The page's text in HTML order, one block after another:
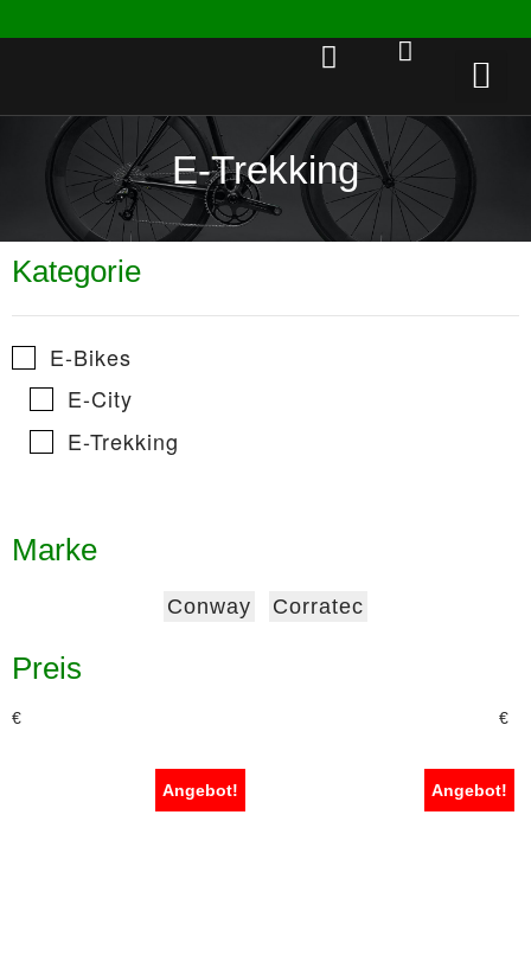
E-Trekking
Kategorie
E-Bikes
E-City
E-Trekking
Marke
Conway Corratec
Preis
€ €
Angebot! Angebot!